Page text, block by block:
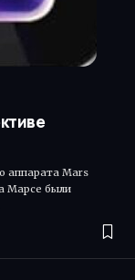
аппарата Mars
Марсе были